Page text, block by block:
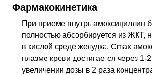
Фармакокинетика
При приеме внутрь амоксициллин
полностью абсорбируется из ЖКТ,
в кислой среде желудка. Cmax
плазме крови достигается через 1-
увеличении дозы в 2 раза